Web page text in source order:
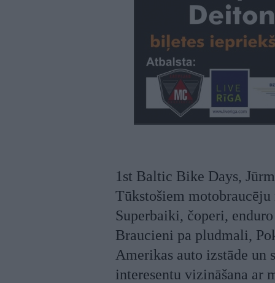
1st Baltic Bike Days,
Tūkstošiem
Superbaiki, čoperi,
Braucieni pa pludmali,
Amerikas auto izstāde un
interesentu vizināšana ar